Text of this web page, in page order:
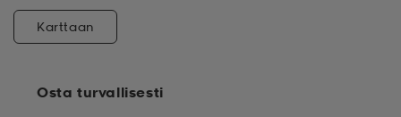
Osta turvallisesti
Karttaan